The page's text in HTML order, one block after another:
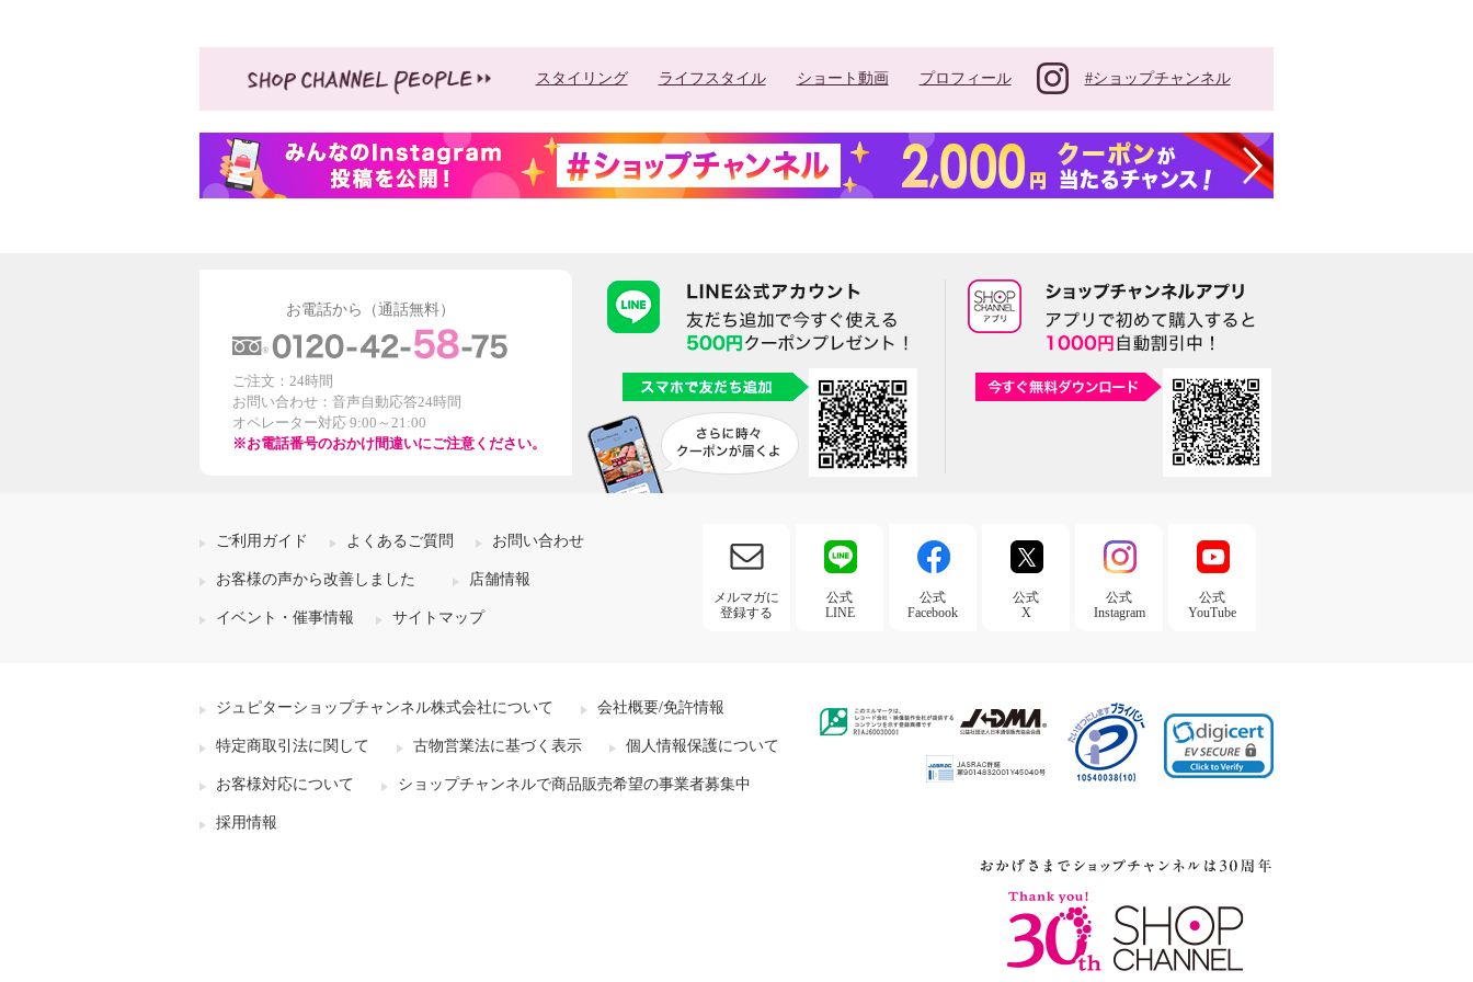
スタイリング ライフスタイル ショート動画 プロフィール #ショップチャンネル
お電話から（通話無料）
ご注文：24時間
お問い合わせ：音声自動応答24時間
オペレーター対応 9:00～21:00
※お電話番号のおかけ間違いにご注意ください。
ご利用ガイド よくあるご質問 お問い合わせ
お客様の声から改善しました 店舗情報
イベント・催事情報 サイトマップ
メルマガに
登録する
公式
LINE
公式
Facebook
公式
X
公式
Instagram
公式
YouTube
ジュピターショップチャンネル株式会社について 会社概要/免許情報
特定商取引法に関して 古物営業法に基づく表示 個人情報保護について
お客様対応について ショップチャンネルで商品販売希望の事業者募集中
採用情報